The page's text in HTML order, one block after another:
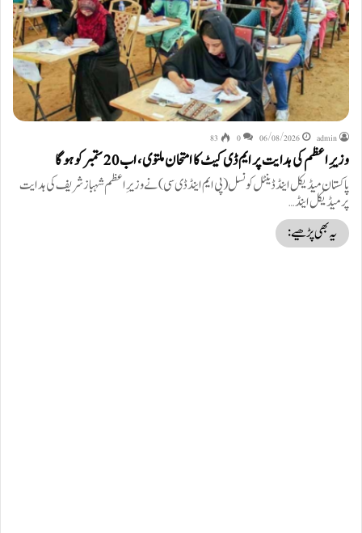
admin
06/08/2026
0
83
وزیرِ اعظم کی ہدایت پر ایم ڈی کیٹ کا امتحان ملتوی، اب 20 ستمبر کو ہوگا
پاکستان میڈیکل اینڈ ڈینٹل کونسل (پی ایم اینڈ ڈی سی) نے وزیرِ اعظم شہباز شریف کی ہدایت
پر میڈیکل اینڈ…
یہ بھی پڑھیے: